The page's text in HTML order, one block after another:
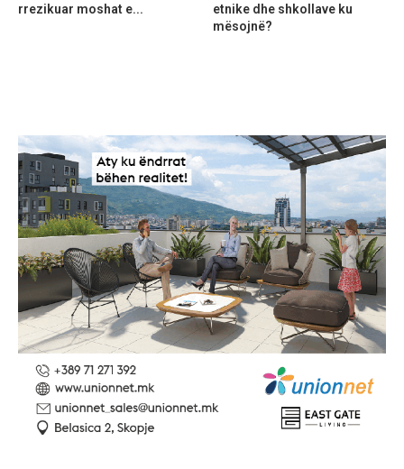
rrezikuar moshat e...
etnike dhe shkollave ku
mësojnë?